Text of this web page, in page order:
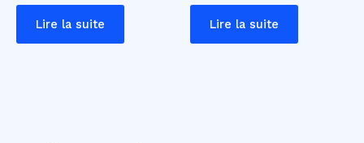
Lire la suite Lire la suite